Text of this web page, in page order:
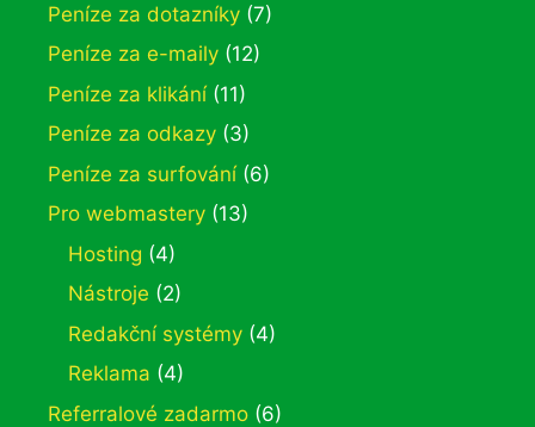
Peníze za dotazníky (7)
Peníze za e-maily (12)
Peníze za klikání(11)
Peníze za odkazy (3)
Peníze za surfování(6)
Pro webmastery (13)
Hosting (4)
Nástroje (2)
Redakční systémy (4)
Reklama (4)
Referralové zadarmo (6)